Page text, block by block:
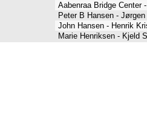
Aabenraa Bridge Center
Peter B Hansen -
John Hansen - Henrik
Marie Henriksen - Kjeld